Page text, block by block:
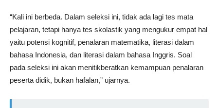
“Kali ini berbeda. Dalam seleksi ini, tidak ada lagi tes mata
pelajaran, tetapi hanya tes skolastik yang mengukur empat hal
yaitu potensi kognitif, penalaran matematika, literasi dalam
bahasa Indonesia, dan literasi dalam bahasa Inggris. Soal
pada seleksi ini akan menitikberatkan kemampuan penalaran
peserta didik, bukan hafalan,” ujarnya.